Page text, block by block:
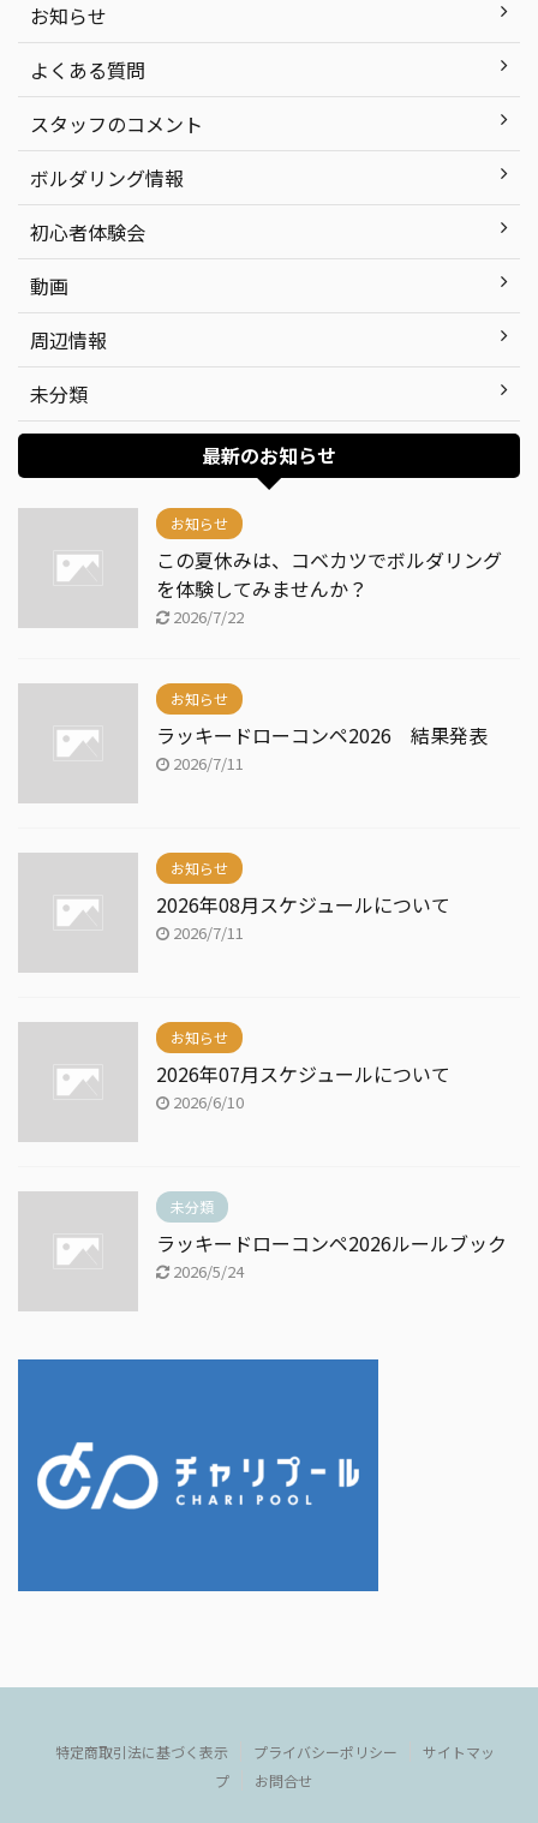
お知らせ
よくある質問
スタッフのコメント
ボルダリング情報
初心者体験会
動画
周辺情報
未分類
最新のお知らせ
お知らせ
この夏休みは、コベカツでボルダリング
を体験してみませんか？
2026/7/22
お知らせ
ラッキードローコンペ2026 結果発表
2026/7/11
お知らせ
2026年08月スケジュールについて
2026/7/11
お知らせ
2026年07月スケジュールについて
2026/6/10
未分類
ラッキードローコンペ2026ルールブック
2026/5/24
特定商取引法に基づく表示 プライバシーポリシー
サイトマッ
プ
お問合せ